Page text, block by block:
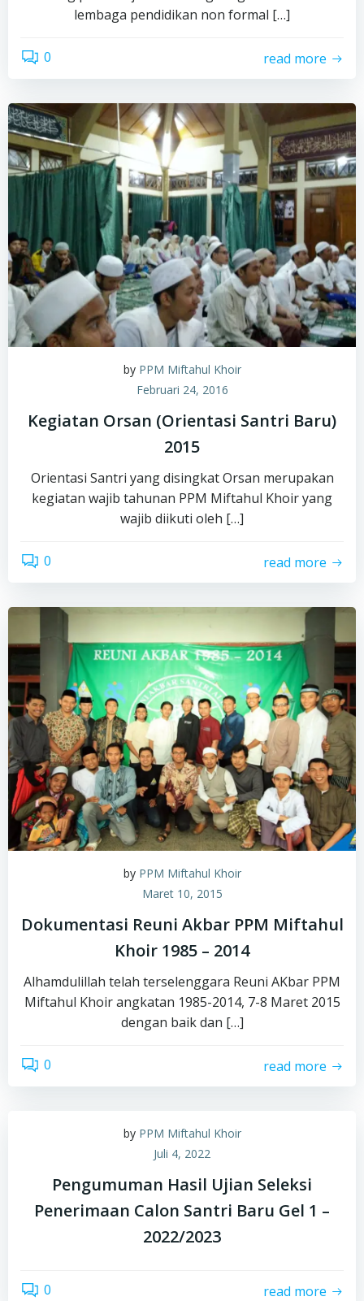
lembaga pendidikan non formal […]
0 read more
by PPM Miftahul Khoir
Februari 24, 2016
Kegiatan Orsan (Orientasi Santri Baru)
2015
Orientasi Santri yang disingkat Orsan merupakan
kegiatan wajib tahunan PPM Miftahul Khoir yang
wajib diikuti oleh […]
0 read more
by PPM Miftahul Khoir
Maret 10, 2015
Dokumentasi Reuni Akbar PPM Miftahul
Khoir 1985 – 2014
Alhamdulillah telah terselenggara Reuni AKbar PPM
Miftahul Khoir angkatan 1985-2014, 7-8 Maret 2015
dengan baik dan […]
0 read more
by PPM Miftahul Khoir
Juli 4, 2022
Pengumuman Hasil Ujian Seleksi
Penerimaan Calon Santri Baru Gel 1 –
2022/2023
0 read more